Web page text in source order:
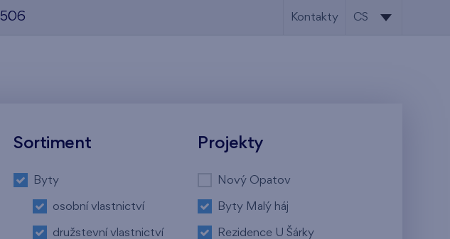
Kontakty CS
Sortiment
Byty
osobní vlastnictví
družstevní vlastnictví
Projekty
Nový Opatov
Byty Malý háj
Rezidence U Šárky